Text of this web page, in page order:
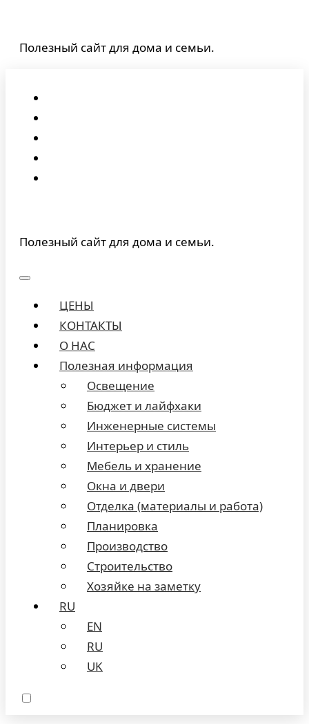
содержимому
Полезный сайт для дома и семьи.
Полезный сайт для дома и семьи.
ЦЕНЫ
КОНТАКТЫ
О НАС
Полезная информация
Освещение
Бюджет и лайфхаки
Инженерные системы
Интерьер и стиль
Мебель и хранение
Окна и двери
Отделка (материалы и работа)
Планировка
Производство
Строительство
Хозяйке на заметку
RU
EN
RU
UK